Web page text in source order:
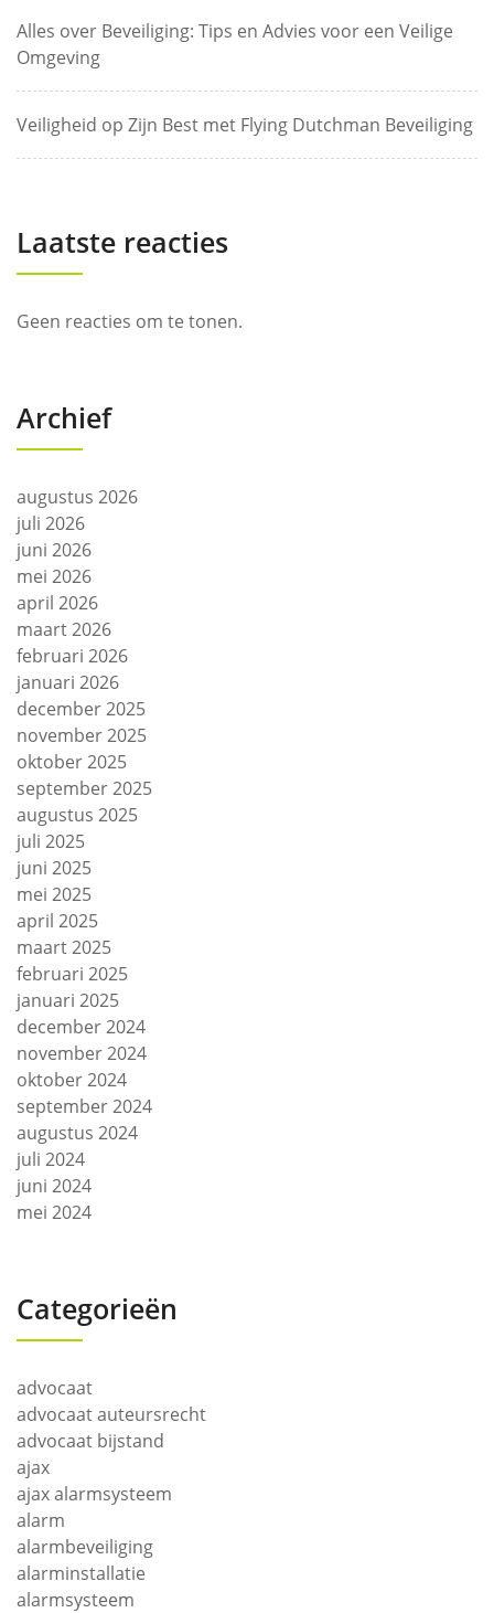
Alles over Beveiliging: Tips en Advies voor een Veilige
Omgeving
Veiligheid op Zijn Best met Flying Dutchman Beveiliging
Laatste reacties
Geen reacties om te tonen.
Archief
augustus 2026
juli 2026
juni 2026
mei 2026
april 2026
maart 2026
februari 2026
januari 2026
december 2025
november 2025
oktober 2025
september 2025
augustus 2025
juli 2025
juni 2025
mei 2025
april 2025
maart 2025
februari 2025
januari 2025
december 2024
november 2024
oktober 2024
september 2024
augustus 2024
juli 2024
juni 2024
mei 2024
Categorieën
advocaat
advocaat auteursrecht
advocaat bijstand
ajax
ajax alarmsysteem
alarm
alarmbeveiliging
alarminstallatie
alarmsysteem